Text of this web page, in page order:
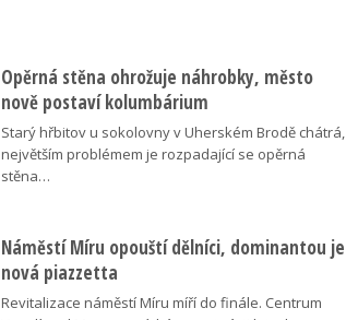
Opěrná stěna ohrožuje náhrobky, město
nově postaví kolumbárium
Starý hřbitov u sokolovny v Uherském Brodě chátrá,
největším problémem je rozpadající se opěrná
stěna…
Náměstí Míru opouští dělníci, dominantou je
nová piazzetta
Revitalizace náměstí Míru míří do finále. Centrum